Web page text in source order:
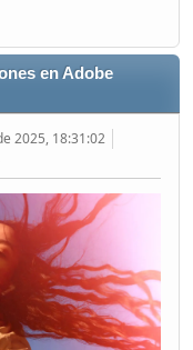
en Adobe
2025, 18:31:02